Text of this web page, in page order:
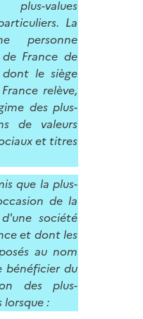
values
La
personne
France de
le siège
relève,
des plus-
de valeurs
et titres
que la plus-
de la
société
et dont les
au nom
bénéficier du
des plus-
lorsque :